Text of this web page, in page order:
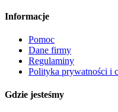
Informacje
Pomoc
Dane firmy
Regulaminy
Polityka prywatności i
Gdzie jesteśmy